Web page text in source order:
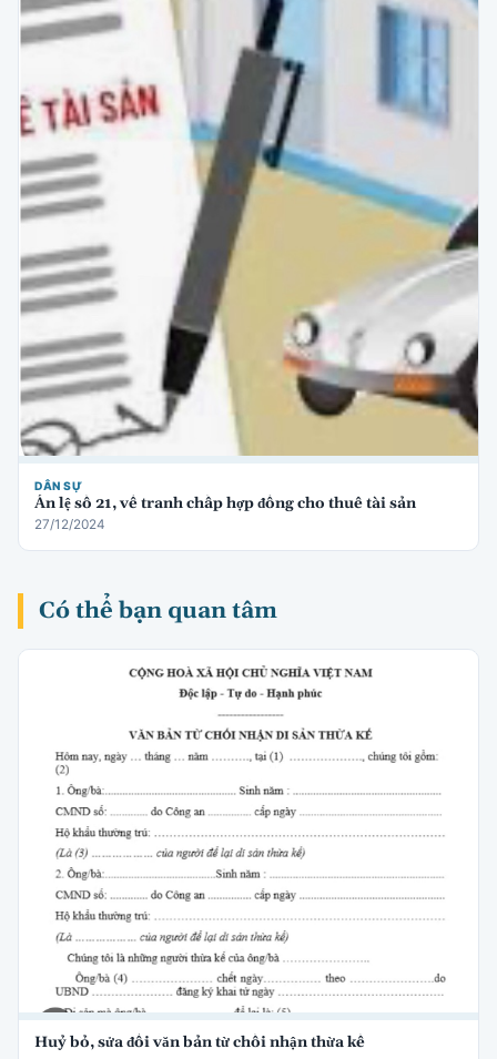
DÂN SỰ
Án lệ số 21, về tranh chấp hợp đồng cho thuê tài sản
27/12/2024
Có thể bạn quan tâm
Huỷ bỏ, sửa đổi văn bản từ chối nhận thừa kế